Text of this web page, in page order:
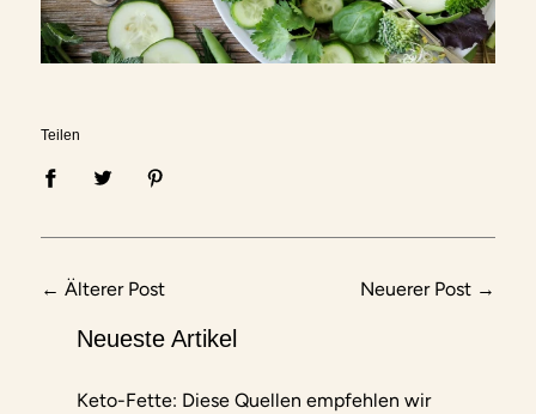
Teilen
← Älterer Post Neuerer Post →
Neueste Artikel
Keto-Fette: Diese Quellen empfehlen wir